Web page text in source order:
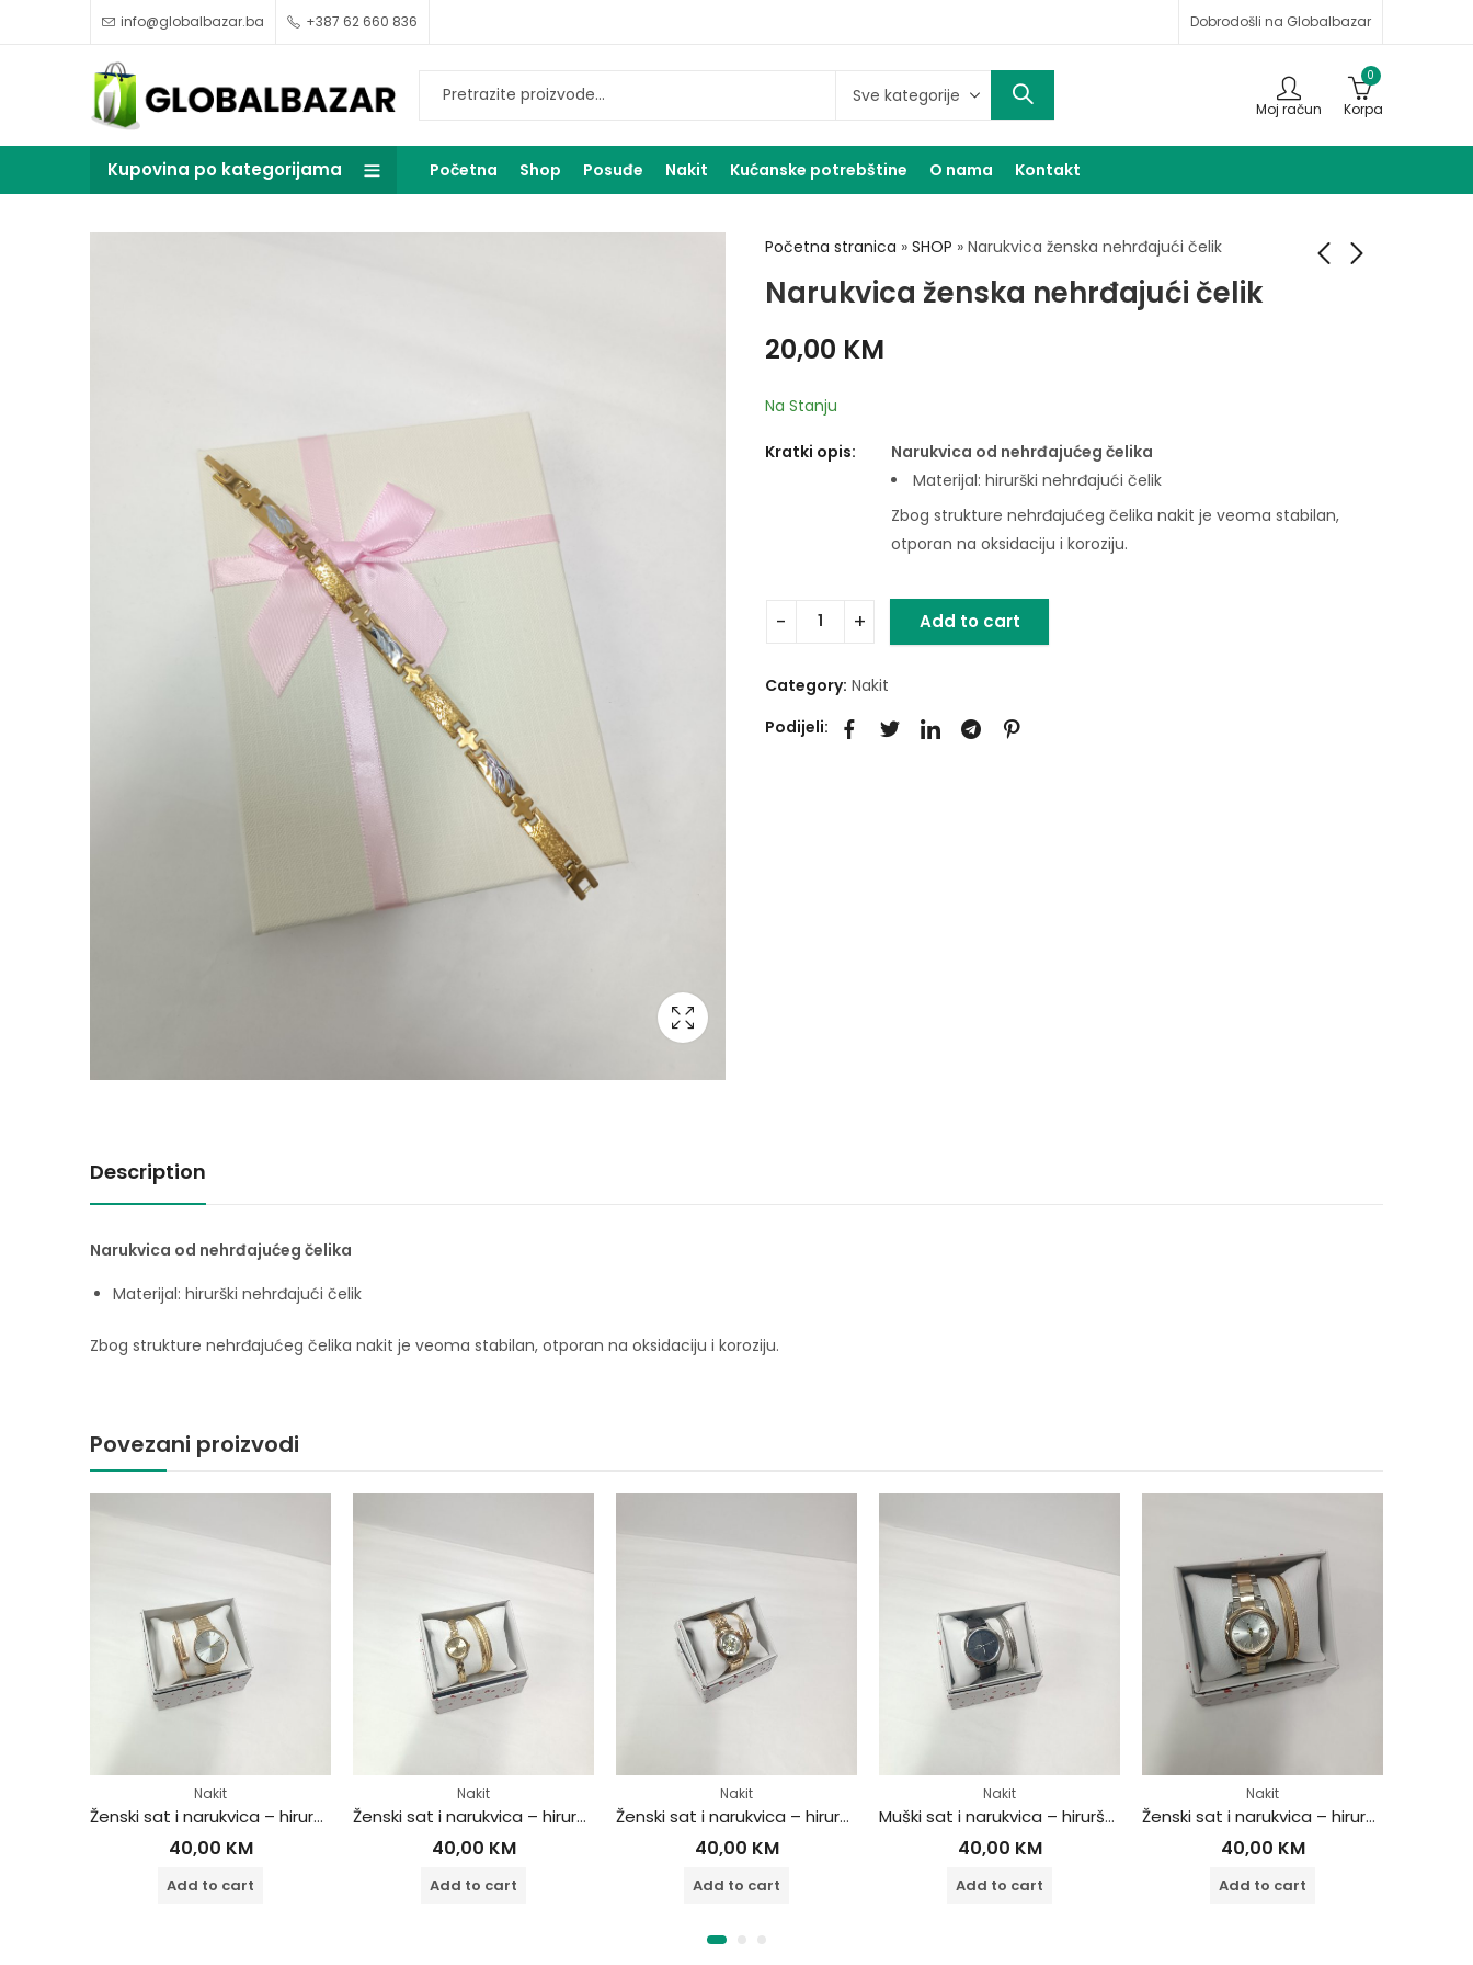
info@globalbazar.ba +387 62 660 836 Dobrodošli na Globalbazar
Moj račun
0
Korpa
Kupovina po kategorijama Početna Shop Posuđe Nakit Kućanske potrebštine O nama Kontakt
Početna stranica » SHOP » Narukvica ženska nehrđajući čelik
Narukvica ženska nehrđajući čelik
20,00 KM
Na Stanju
Kratki opis:
Narukvica od nehrđajućeg čelika
Materijal: hirurški nehrđajući čelik
Zbog strukture nehrđajućeg čelika nakit je veoma stabilan,
otporan na oksidaciju i koroziju.
Add to cart
Category: Nakit
Podijeli:
Description
Narukvica od nehrđajućeg čelika
Materijal: hirurški nehrđajući čelik
Zbog strukture nehrđajućeg čelika nakit je veoma stabilan, otporan na oksidaciju i koroziju.
Povezani proizvodi
Nakit
Ženski sat i narukvica – hirurški čelik
40,00 KM
Add to cart
Nakit
Ženski sat i narukvica – hirurški čelik
40,00 KM
Add to cart
Nakit
Ženski sat i narukvica – hirurški čelik
40,00 KM
Add to cart
Nakit
Muški sat i narukvica – hirurški čelik
40,00 KM
Add to cart
Nakit
Ženski sat i narukvica – hirurški čelik
40,00 KM
Add to cart